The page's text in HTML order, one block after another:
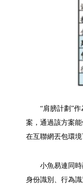
“肩膀計劃”
案，通過該方案
在互聯網丟包環
小魚易連同
身份識別、行為